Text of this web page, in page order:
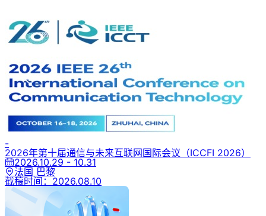
-
2026年第十届通信与未来互联网国际会议 （ICCFI 2026）
2026.10.29 - 10.31
法国 巴黎
截稿时间： 2026.08.10